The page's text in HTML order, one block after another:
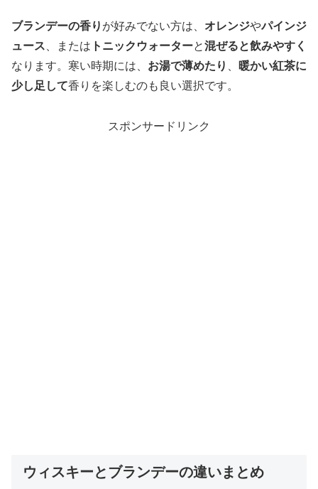
ブランデーの香り が好みでない方は、 オレンジやパインジ
ュース 、または トニックウォーターと混ぜると飲みやすく
なります。寒い時期には、 お湯で薄めたり
暖かい紅茶に
少し足して香りを楽しむのも良い選択です。
スポンサードリンク
ウィスキーとブランデーの違いまとめ